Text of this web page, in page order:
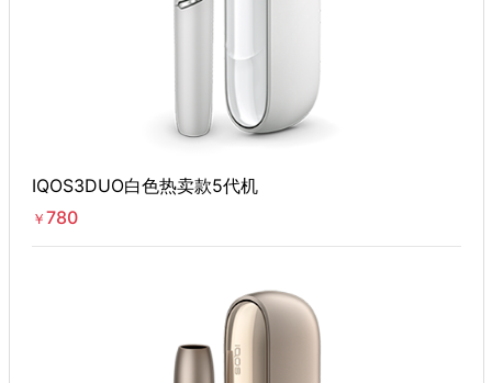
IQOS3DUO白色热卖款5代机
￥ 780